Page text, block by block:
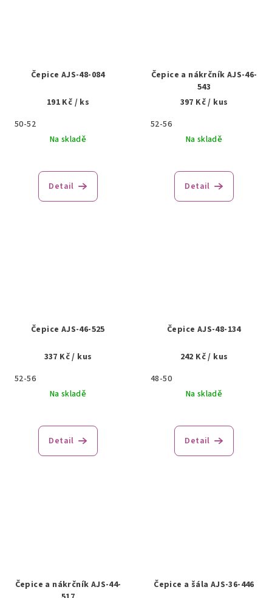
Čepice AJS-48-084
191 Kč / ks
50-52
Na skladě
Detail
Čepice a nákrčník AJS-46-
543
397 Kč/ kus
52-56
Na skladě
Detail
Čepice AJS-46-525
337 Kč/ kus
52-56
Na skladě
Detail
Čepice AJS-48-134
242 Kč/ kus
48-50
Na skladě
Detail
Čepice a nákrčník AJS-44-
Čepice a šála AJS-36-446